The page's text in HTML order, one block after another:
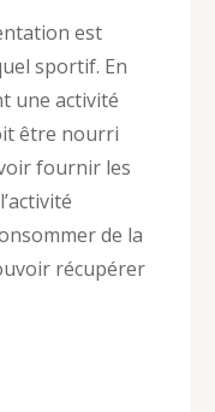
est
sportif. En
une activité
être nourri
fournir les
de la
récupérer